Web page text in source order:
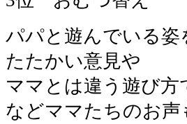
パパと遊んでいる
たたかい意見や
ママとは違う遊び
などママたちのお